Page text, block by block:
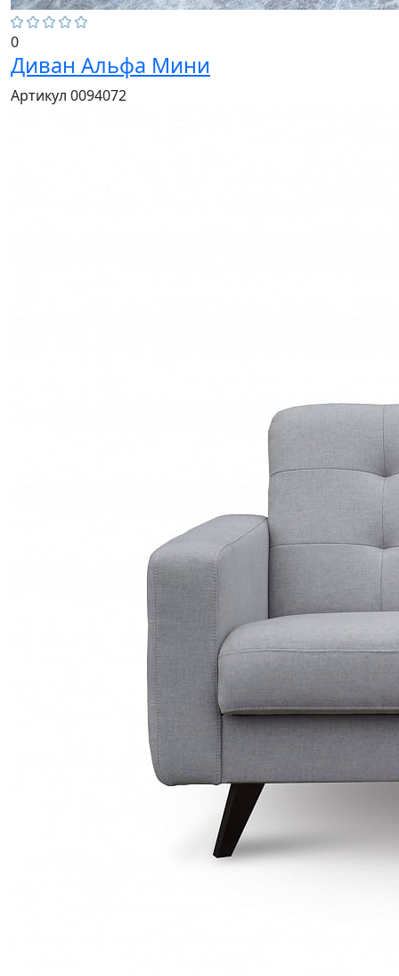
0
Диван Альфа Мини
Артикул 0094072